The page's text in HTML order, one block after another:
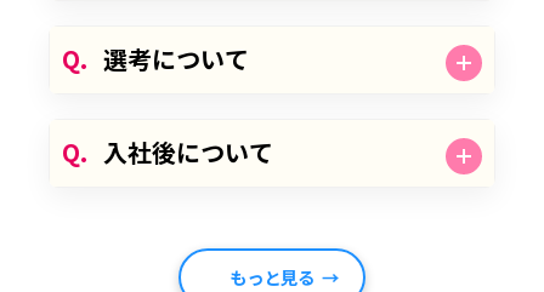
Q. 選考について
Q. 入社後について
もっと見る